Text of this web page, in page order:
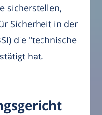
sicherstellen,
Sicherheit in der
die "technische
hat.